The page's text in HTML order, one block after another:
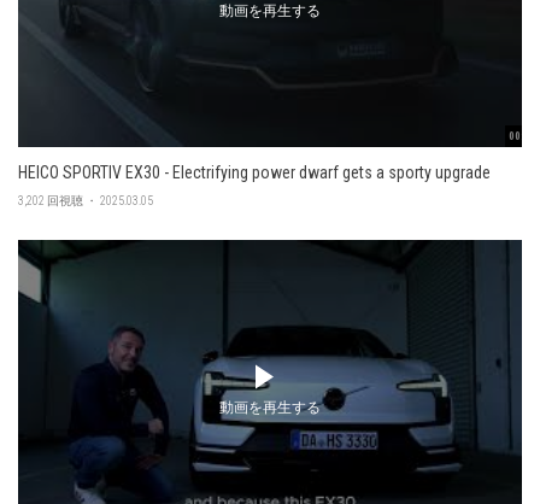
00:48
動画を再生する
HEICO SPORTIV EX30 - Electrifying power dwarf gets a sporty upgrade
3,202 回視聴 ・ 2025.03.05
動画を再生する